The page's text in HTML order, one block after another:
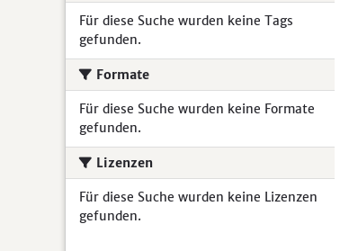
Für diese Suche wurden keine Tags
gefunden.
Formate
Für diese Suche wurden keine Formate
gefunden.
Lizenzen
Für diese Suche wurden keine Lizenzen
gefunden.